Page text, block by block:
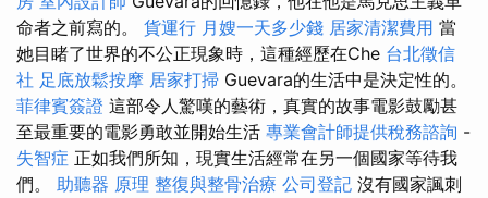
命者之前寫的。 貨運行 月嫂一天多少錢 居家清潔費用 當
她目睹了世界的不公正現象時，這種經歷在Che 台北徵信
社 足底放鬆按摩 居家打掃 Guevara的生活中是決定性的。
菲律賓簽證 這部令人驚嘆的藝術，真實的故事電影鼓勵甚
至最重要的電影勇敢並開始生活 專業會計師提供稅務諮詢 -
失智症 正如我們所知，現實生活經常在另一個國家等待我
們。 助聽器 原理 整復與整骨治療 公司登記 沒有國家諷刺